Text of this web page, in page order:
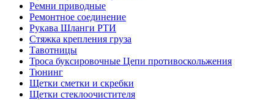
Ремни приводные
Ремонтное соединение
Рукава Шланги РТИ
Стяжка крепления груза
Тавотницы
Троса буксировочные Цепи противоскольжения
Тюнинг
Щетки сметки и скребки
Щетки стеклоочистителя